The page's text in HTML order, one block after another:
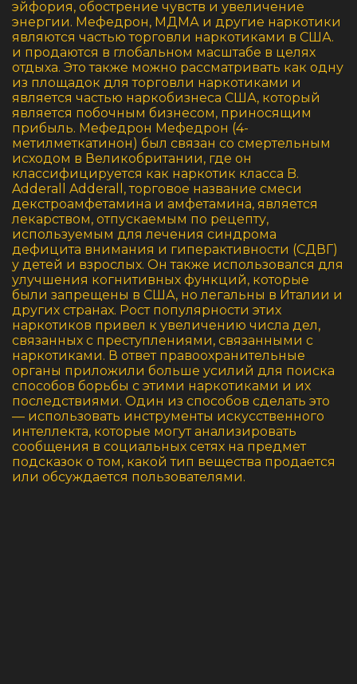
эйфория, обострение чувств и увеличение
энергии. Мефедрон, МДМА и другие наркотики
являются частью торговли наркотиками в США.
и продаются в глобальном масштабе в целях
отдыха. Это также можно рассматривать как одну
из площадок для торговли наркотиками и
является частью наркобизнеса США, который
является побочным бизнесом, приносящим
прибыль. Мефедрон Мефедрон (4-
метилметкатинон) был связан со смертельным
исходом в Великобритании, где он
классифицируется как наркотик класса B.
Adderall Adderall, торговое название смеси
декстроамфетамина и амфетамина, является
лекарством, отпускаемым по рецепту,
используемым для лечения синдрома
дефицита внимания и гиперактивности (СДВГ)
у детей и взрослых. Он также использовался для
улучшения когнитивных функций, которые
были запрещены в США, но легальны в Италии и
других странах. Рост популярности этих
наркотиков привел к увеличению числа дел,
связанных с преступлениями, связанными с
наркотиками. В ответ правоохранительные
органы приложили больше усилий для поиска
способов борьбы с этими наркотиками и их
последствиями. Один из способов сделать это
— использовать инструменты искусственного
интеллекта, которые могут анализировать
сообщения в социальных сетях на предмет
подсказок о том, какой тип вещества продается
или обсуждается пользователями.